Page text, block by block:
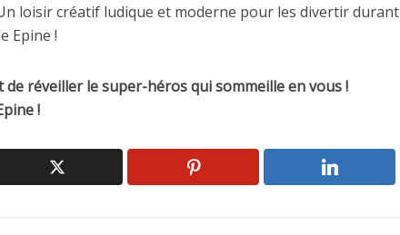
loisir créatif ludique et moderne pour les divertir durant
Epine !
de réveiller le super-héros qui sommeille en vous !
!